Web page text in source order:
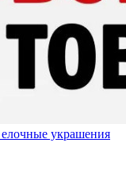
украшения